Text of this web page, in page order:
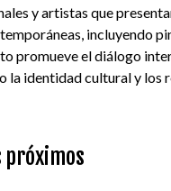
y artistas que
incluyendo
promueve el diálogo
la identidad cultural y los
próximos